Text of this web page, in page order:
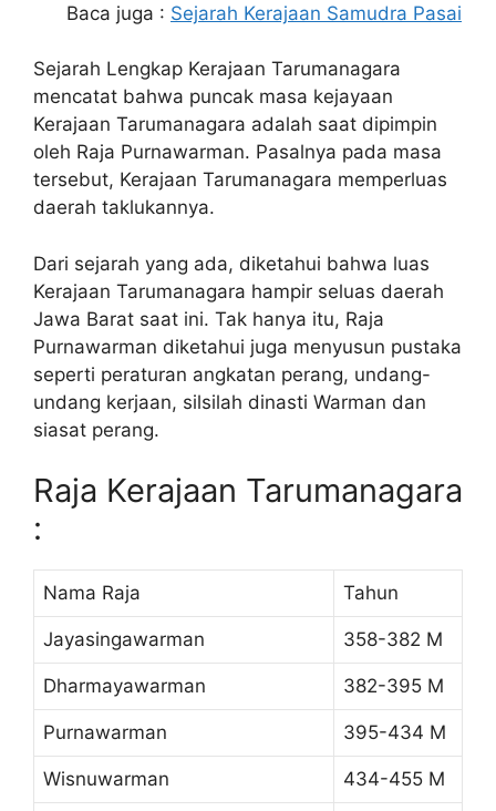
Baca juga : Sejarah Kerajaan Samudra Pasai
Sejarah Lengkap Kerajaan Tarumanagara
mencatat bahwa puncak masa kejayaan
Kerajaan Tarumanagara adalah saat dipimpin
oleh Raja Purnawarman. Pasalnya pada masa
tersebut, Kerajaan Tarumanagara memperluas
daerah taklukannya.
Dari sejarah yang ada, diketahui bahwa luas
Kerajaan Tarumanagara hampir seluas daerah
Jawa Barat saat ini. Tak hanya itu, Raja
Purnawarman diketahui juga menyusun pustaka
seperti peraturan angkatan perang, undang-
undang kerjaan, silsilah dinasti Warman dan
siasat perang.
Raja Kerajaan Tarumanagara
:
Nama Raja Tahun
Jayasingawarman 358-382 M
Dharmayawarman 382-395 M
Purnawarman 395-434 M
Wisnuwarman 434-455 M